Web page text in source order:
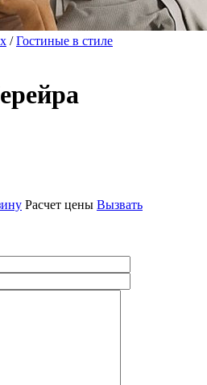
/Гостиные в стиле
Расчет цены Вызвать